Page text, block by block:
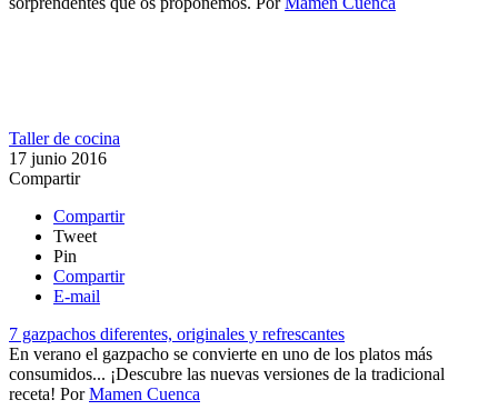
Taller de cocina
17 junio 2016
Compartir
Compartir
Tweet
Pin
Compartir
E-mail
7 gazpachos diferentes, originales y refrescantes
En verano el gazpacho se convierte en uno de los platos más
consumidos... ¡Descubre las nuevas versiones de la tradicional
receta! PorMamen Cuenca